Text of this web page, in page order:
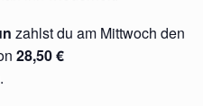
zahlst du am Mittwoch den
28,50 €